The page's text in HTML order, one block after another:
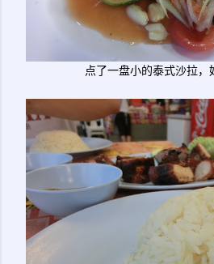
点了一盘小的泰式沙拉，